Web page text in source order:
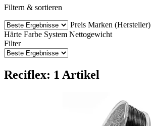
Filtern & sortieren
Preis Marken (Hersteller)
Härte Farbe System Nettogewicht
Filter
Reciflex: 1 Artikel